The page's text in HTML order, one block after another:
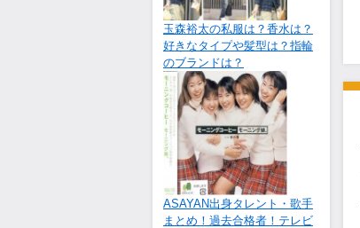
玉森裕太の私服は？香水は？
好きなタイプや髪型は？指輪
のブランドは？
ASAYAN出身タレント・歌手
まとめ！過去合格者！テレビ